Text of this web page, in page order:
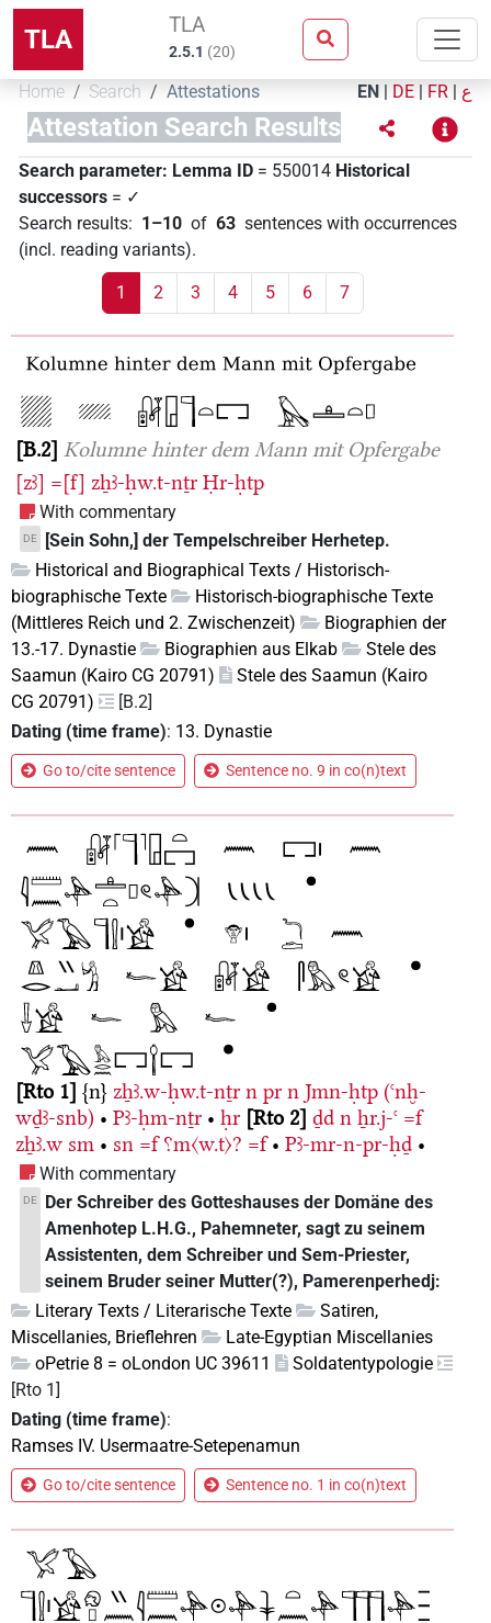
TLA TLA
2.5.1 (20)
Home Search Attestations EN | DE | FR | ع
Attestation Search Results
Search parameter: Lemma ID = 550014 Historical
successors = ✓
Search results: 1–10 of 63 sentences with occurrences
(incl. reading variants).
1 2 3 4 5 6 7
B.2 Kolumne hinter dem Mann mit Opfergabe
[zꜣ] =[f] zẖꜣ-ḥw.t-nṯr Ḥr-ḥtp
With commentary
DE
[Sein Sohn,] der Tempelschreiber Herhetep.
Historical and Biographical Texts / Historisch-
biographische Texte
Historisch-biographische Texte
(Mittleres Reich und 2. Zwischenzeit)
Biographien der
13.-17. Dynastie
Biographien aus Elkab
Stele des
Saamun (Kairo CG 20791)
Stele des Saamun (Kairo
CG 20791)
[B.2]
Dating (time frame): 13. Dynastie
Go to/cite sentence Sentence no. 9 in co(n)text
Rto 1 {n} zẖꜣ.w-ḥw.t-nṯr n pr n Jmn-ḥtp (ꜥnḫ-
wḏꜣ-snb) • Pꜣ-ḥm-nṯr • ḥr Rto 2 ḏd n ẖr.j-ꜥ =f
zẖꜣ.w sm • sn =f ⸮m〈w.t〉? =f • Pꜣ-mr-n-pr-ḥḏ •
With commentary
DE
Der Schreiber des Gotteshauses der Domäne des
Amenhotep L.H.G., Pahemneter, sagt zu seinem
Assistenten, dem Schreiber und Sem-Priester,
seinem Bruder seiner Mutter(?), Pamerenperhedj:
Literary Texts / Literarische Texte
Satiren,
Miscellanies, Brieflehren
Late-Egyptian Miscellanies
oPetrie 8 = oLondon UC 39611
Soldatentypologie
[Rto 1]
Dating (time frame):
Ramses IV. Usermaatre-Setepenamun
Go to/cite sentence Sentence no. 1 in co(n)text